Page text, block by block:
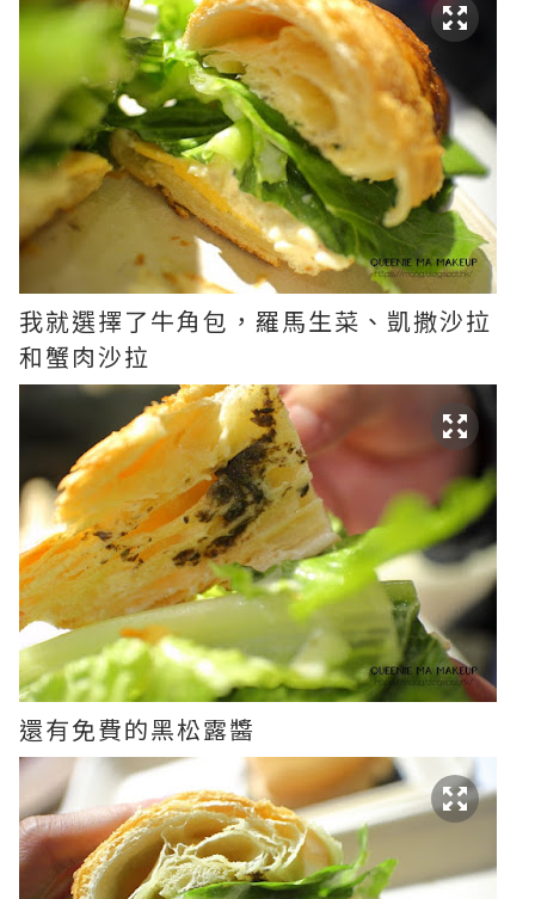
我就選擇了牛角包，羅馬生菜、凱撒沙拉
和蟹肉沙拉
還有免費的黑松露醬